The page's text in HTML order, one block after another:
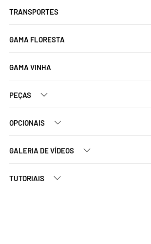
TRANSPORTES
GAMA FLORESTA
GAMA VINHA
PEÇAS
OPCIONAIS
GALERIA DE VÍDEOS
TUTORIAIS